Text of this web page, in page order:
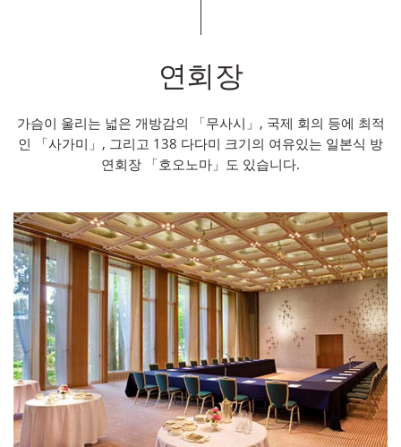
연회장
가슴이 울리는 넓은 개방감의 「무사시」, 국제 회의 등에 최적
인 「사가미」, 그리고 138 다다미 크기의 여유있는 일본식 방
연회장 「호오노마」도 있습니다.